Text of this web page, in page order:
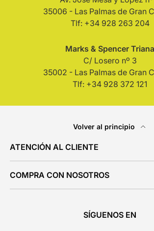
35006 - Las Palmas de Gran
Tlf: +34 928 263 204
Marks & Spencer Triana
C/ Losero nº 3
35002 - Las Palmas de Gran
Tlf: +34 928 372 121
Volver al principio
ATENCIÓN AL CLIENTE
COMPRA CON NOSOTROS
SÍGUENOS EN